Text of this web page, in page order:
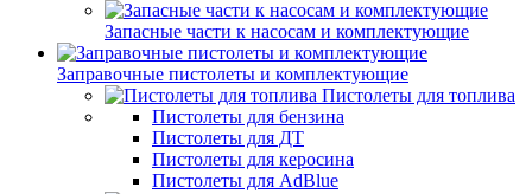
Запасные части к насосам и комплектующие
Заправочные пистолеты и комплектующие
Пистолеты для топлива
Пистолеты для бензина
Пистолеты для ДТ
Пистолеты для керосина
Пистолеты для AdBlue